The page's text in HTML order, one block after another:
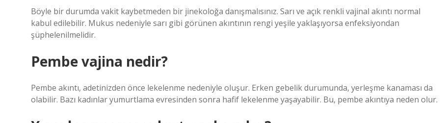
Böyle bir durumda vakit kaybetmeden bir jinekoloğa danışmalısınız. Sarı ve açık renkli vajinal akıntı normal
kabul edilebilir. Mukus nedeniyle sarı gibi görünen akıntının rengi yeşile yaklaşıyorsa enfeksiyondan
şüphelenilmelidir.
Pembe vajina nedir?
Pembe akıntı, adetinizden önce lekelenme nedeniyle oluşur. Erken gebelik durumunda, yerleşme kanaması da
olabilir. Bazı kadınlar yumurtlama evresinden sonra hafif lekelenme yaşayabilir. Bu, pembe akıntıya neden olur.